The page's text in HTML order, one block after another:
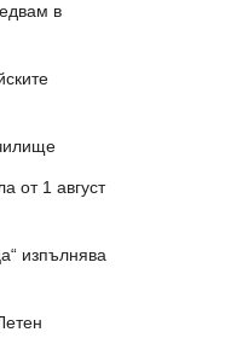
в
от 1 август
изпълнява